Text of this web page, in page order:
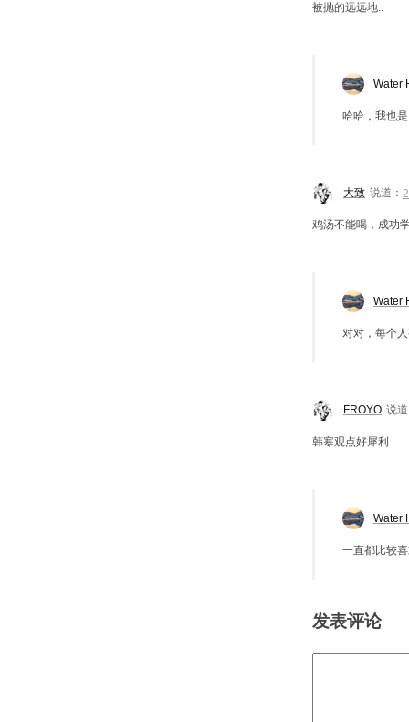
被抛的远远地..
Water
哈哈，我也
大致 说道：
鸡汤不能喝，成功
Water
对对，每个
FROYO 说
韩寒观点好犀利
Water
一直都比较
发表评论